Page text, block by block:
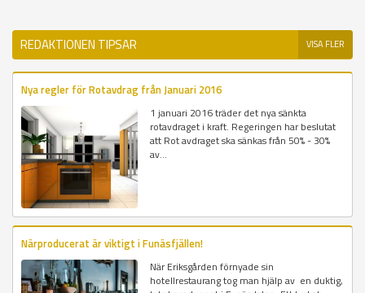
REDAKTIONEN TIPSAR VISA FLER
Nya regler för Rotavdrag från Januari 2016
1 januari 2016 träder det nya sänkta
rotavdraget i kraft. Regeringen har beslutat
att Rot avdraget ska sänkas från 50% - 30%
av...
Närproducerat är viktigt i Funäsfjällen!
När Eriksgården förnyade sin
hotellrestaurang tog man hjälp av en duktig,